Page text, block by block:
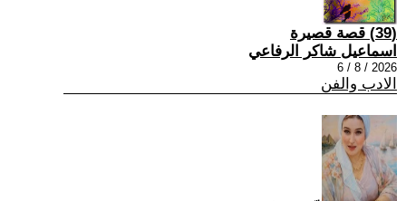
(39) قصة قصيرة
اسماعيل شاكر الرفاعي
2026 / 8 / 6
الادب والفن